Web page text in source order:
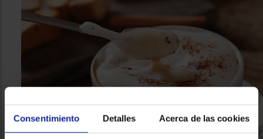
Consentimiento Detalles Acerca de las cookies